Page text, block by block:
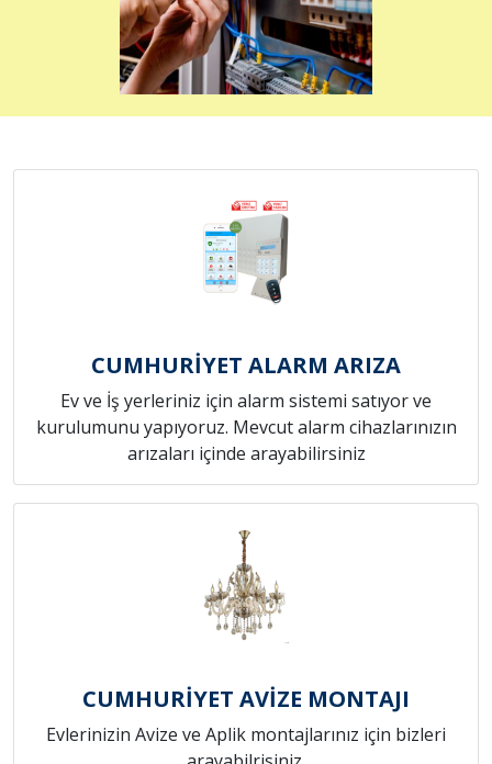
CUMHURİYET ALARM ARIZA
Ev ve İş yerleriniz için alarm sistemi satıyor ve
kurulumunu yapıyoruz. Mevcut alarm cihazlarınızın
arızaları içinde arayabilirsiniz
CUMHURİYET AVİZE MONTAJI
Evlerinizin Avize ve Aplik montajlarınız için bizleri